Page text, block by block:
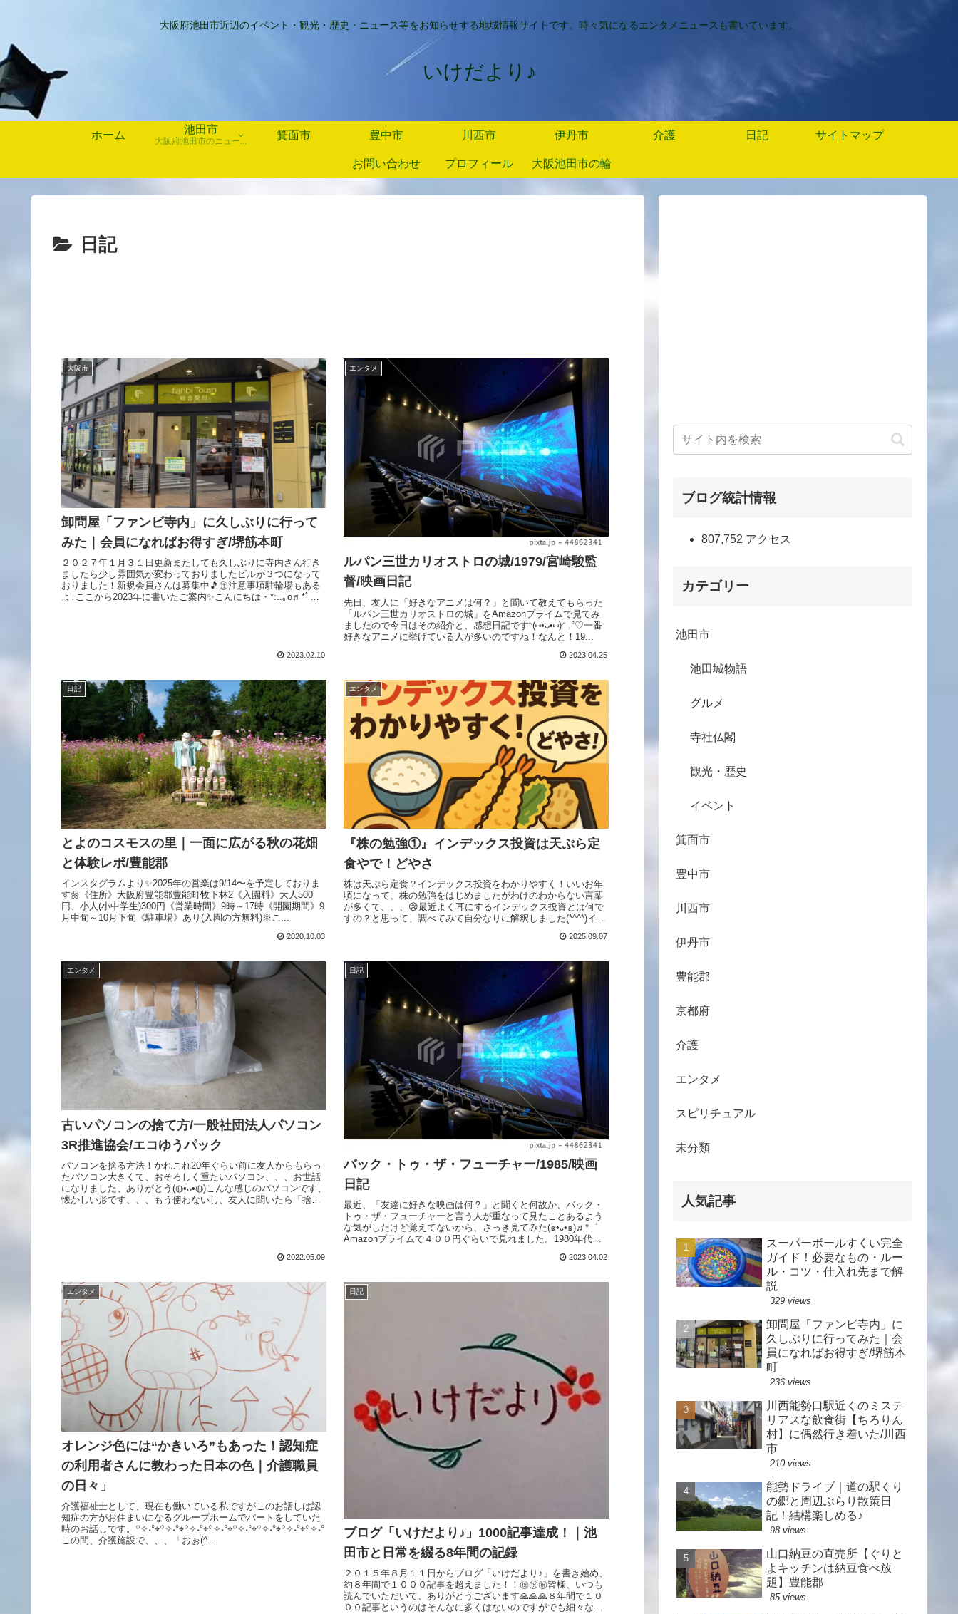
大阪府池田市近辺のイベント・観光・歴史・ニュース等をお知らせする地域情報サイトです。時々気になるエンタメニュースも書いています。
いけだより♪
ホーム
池田市
大阪府池田市のニュース、歴史や行事、お店情報など
箕面市 豊中市 川西市 伊丹市 介護 日記 サイトマップ
お問い合わせ プロフィール 大阪池田市の輪
日記
大阪市
卸問屋「ファンビ寺内」に久しぶりに行って
みた｜会員になればお得すぎ/堺筋本町
２０２７年１月３１日更新またしても久しぶりに寺内さん行き
ましたら少し雰囲気が変わっておりましたビルが３つになって
おりました！新規会員さんは募集中🎵㊟注意事項駐輪場もある
よ↓ここから2023年に書いたご案内✨こんにちは・*:..｡o♬*ﾟ・
2023.02.10
エンタメ
ルパン三世カリオストロの城/1979/宮崎駿監
督/映画日記
先日、友人に「好きなアニメは何？」と聞いて教えてもらった
「ルパン三世カリオストロの城」をAmazonプライムで見てみ
ましたので今日はその紹介と、感想日記です◝(⑅•ᴗ•⑅)◜..°♡一番
好きなアニメに挙げている人が多いのですね！なんと！19...
2023.04.25
日記
とよのコスモスの里｜一面に広がる秋の花畑
と体験レポ/豊能郡
インスタグラムより✨2025年の営業は9/14〜を予定しておりま
す🌼《住所》大阪府豊能郡豊能町牧下林2《入園料》大人500
円、小人(小中学生)300円《営業時間》9時～17時《開園期間》9
月中旬～10月下旬《駐車場》あり(入園の方無料)※こ...
2020.10.03
エンタメ
『株の勉強①』インデックス投資は天ぷら定
食やで！どやさ
株は天ぷら定食？インデックス投資をわかりやすく！いいお年
頃になって、株の勉強をはじめましたがわけのわからない言葉
が多くて、、、😢最近よく耳にするインデックス投資とは何で
すの？と思って、調べてみて自分なりに解釈しました(*^^*)イン
2025.09.07
エンタメ
古いパソコンの捨て方/一般社団法人パソコン
3R推進協会/エコゆうパック
パソコンを捨る方法！かれこれ20年ぐらい前に友人からもらっ
たパソコン大きくて、おそろしく重たいパソコン、、、お世話
になりました、ありがとう(◍•ᴗ•◍)こんな感じのパソコンです、
懐かしい形です、、、もう使わないし、友人に聞いたら「捨て
2022.05.09
日記
バック・トゥ・ザ・フューチャー/1985/映画
日記
最近、「友達に好きな映画は何？」と聞くと何故か、バック・
トゥ・ザ・フューチャーと言う人が重なって見たことあるよう
な気がしたけど覚えてないから、さっき見てみた(๑•᎑•๑)♬*゜
Amazonプライムで４００円ぐらいで見れました。1980年代
2023.04.02
エンタメ
オレンジ色には“かきいろ”もあった！認知症
の利用者さんに教わった日本の色｜介護職員
の日々」
介護福祉士として、現在も働いている私ですがこのお話しは認
知症の方がお住まいになるグループホームでパートをしていた
時のお話しです。꙳✧˖°⌖꙳✧˖°⌖꙳✧˖°⌖꙳✧˖°⌖꙳✧˖°⌖꙳✧˖°⌖꙳✧˖°⌖꙳✧˖°
この間、介護施設で、、、「おぉ(^...
日記
ブログ「いけだより♪」1000記事達成！｜池
田市と日常を綴る8年間の記録
２０１５年８月１１日からブログ「いけだより♪」を書き始め、
約８年間で１０００記事を超えました！！㊗㊗㊗皆様、いつも
読んでいただいて、ありがとうございます🙏🙏🙏８年間で１０
００記事というのはそんなに多くはないのですがでも細々なが
ブログ統計情報
807,752 アクセス
カテゴリー
池田市
池田城物語
グルメ
寺社仏閣
観光・歴史
イベント
箕面市
豊中市
川西市
伊丹市
豊能郡
京都府
介護
エンタメ
スピリチュアル
未分類
人気記事
スーパーボールすくい完全
ガイド！必要なもの・ルー
ル・コツ・仕入れ先まで解
説
329 views
卸問屋「ファンビ寺内」に
久しぶりに行ってみた｜会
員になればお得すぎ/堺筋本
町
236 views
川西能勢口駅近くのミステ
リアスな飲食街【ちろりん
村】に偶然行き着いた/川西
市
210 views
能勢ドライブ｜道の駅くり
の郷と周辺ぶらり散策日
記！結構楽しめる♪
98 views
山口納豆の直売所【ぐりと
よキッチンは納豆食べ放
題】豊能郡
85 views